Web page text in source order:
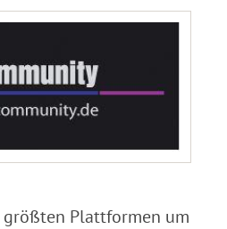
größten Plattformen um